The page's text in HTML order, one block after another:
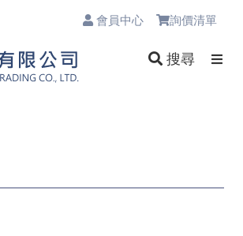
會員中心 詢價清單
搜尋